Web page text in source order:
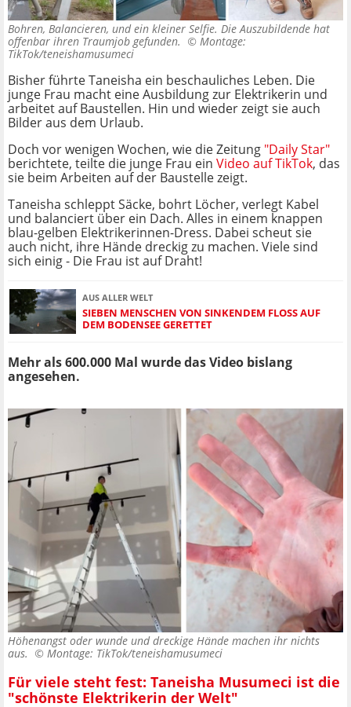
Bohren, Balancieren, und ein kleiner Selfie. Die Auszubildende hat
offenbar ihren Traumjob gefunden. © Montage:
TikTok/teneishamusumeci
Bisher führte Taneisha ein beschauliches Leben. Die
junge Frau macht eine Ausbildung zur Elektrikerin und
arbeitet auf Baustellen. Hin und wieder zeigt sie auch
Bilder aus dem Urlaub.
Doch vor wenigen Wochen, wie die Zeitung "Daily Star"
berichtete, teilte die junge Frau ein Video auf TikTok, das
sie beim Arbeiten auf der Baustelle zeigt.
Taneisha schleppt Säcke, bohrt Löcher, verlegt Kabel
und balanciert über ein Dach. Alles in einem knappen
blau-gelben Elektrikerinnen-Dress. Dabei scheut sie
auch nicht, ihre Hände dreckig zu machen. Viele sind
sich einig - Die Frau ist auf Draht!
AUS ALLER WELT
SIEBEN MENSCHEN VON SINKENDEM FLOSS AUF D
EM BODENSEE GERETTET
Mehr als 600.000 Mal wurde das Video bislang
angesehen.
Höhenangst oder wunde und dreckige Hände machen ihr nichts
aus. © Montage: TikTok/teneishamusumeci
Für viele steht fest: Taneisha Musumeci ist die
"schönste Elektrikerin der Welt"